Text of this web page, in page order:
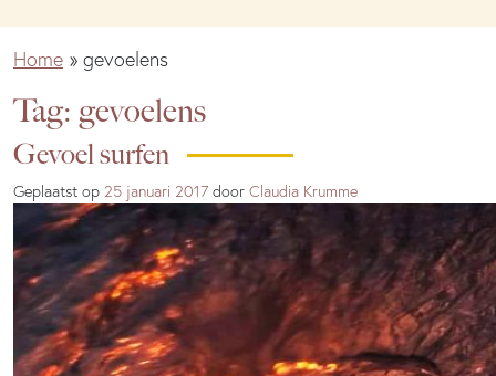
Home » gevoelens
Tag: gevoelens
Gevoel surfen
Geplaatst op 25 januari 2017 door Claudia Krumme